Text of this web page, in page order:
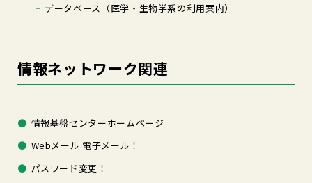
データベース（医学・生物学系の利用案内）
情報ネットワーク関連
情報基盤センターホームページ
Webメール 電子メール！
パスワード変更！